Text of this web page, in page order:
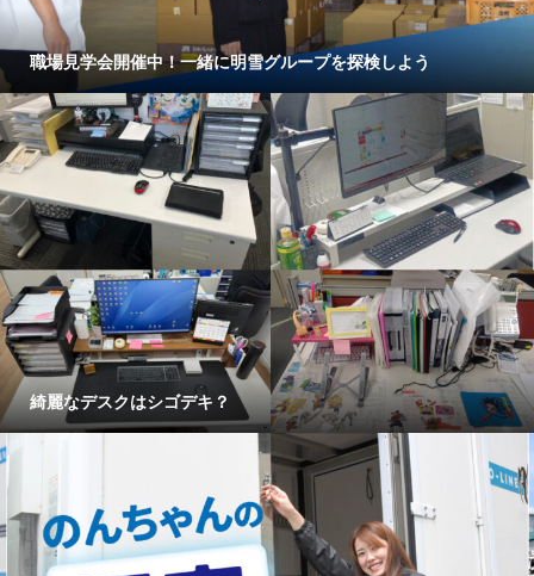
職場見学会開催中！一緒に明雪グループを探検しよう
綺麗なデスクはシゴデキ？